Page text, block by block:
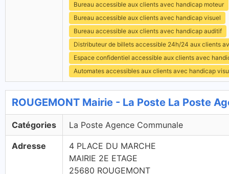
Bureau accessible aux clients avec handicap moteur
Bureau accessible aux clients avec handicap visuel
Bureau accessible aux clients avec handicap auditif
Distributeur de billets accessible 24h/24 aux clients
Espace confidentiel accessible aux clients avec
Automates accessibles aux clients avec handicap
ROUGEMONT Mairie - La Poste La Poste
Catégories La Poste Agence Communale
Adresse
4 PLACE DU MARCHE
MAIRIE 2E ETAGE
25680 ROUGEMONT